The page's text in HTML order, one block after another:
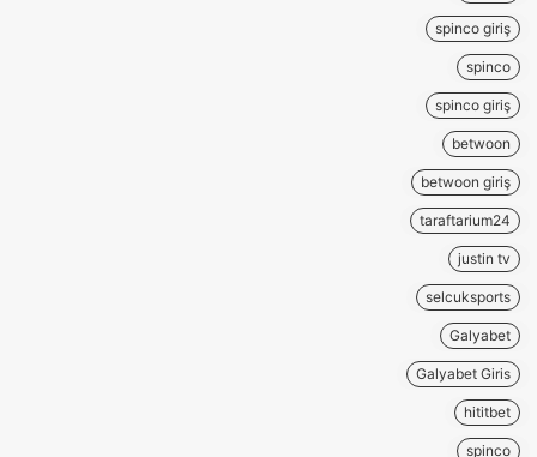
spinco giriş
spinco
spinco giriş
betwoon
betwoon giriş
taraftarium24
justin tv
selcuksports
Galyabet
Galyabet Giris
hititbet
spinco